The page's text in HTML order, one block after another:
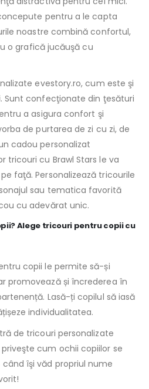
pentru a le capta
noastre combină confortul,
o grafică jucăuşă cu
evestory.ro, cum este şi
Sunt confecţionate din ţesături
a asigura confort şi
de purtarea de zi cu zi, de
cadou personalizat
tricouri cu Brawl Stars le va
faţă. Personalizează tricourile
sau tematica favorită
cu adevărat unic.
Alege tricouri pentru copii cu
copii le permite să-și
promovează și încrederea în
Lasă-ți copilul să iasă
individualitatea.
de tricouri personalizate
cum ochii copiilor se
îşi văd propriul nume